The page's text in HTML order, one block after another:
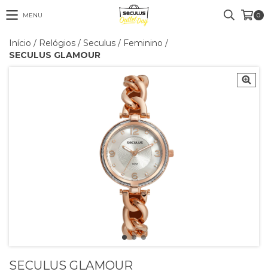
MENU 0
Início / Relógios / Seculus / Feminino /
SECULUS GLAMOUR
SECULUS GLAMOUR